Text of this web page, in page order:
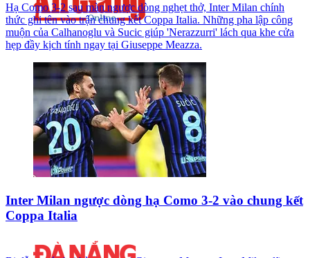
Hạ Como 3-2 sau màn ngược dòng nghẹt thở, Inter Milan chính
thức ghi tên vào trận chung kết Coppa Italia. Những pha lập công
muộn của Calhanoglu và Sucic giúp 'Nerazzurri' lách qua khe cửa
hẹp đầy kịch tính ngay tại Giuseppe Meazza.
Inter Milan ngược dòng hạ Como 3-2 vào chung kết
Coppa Italia